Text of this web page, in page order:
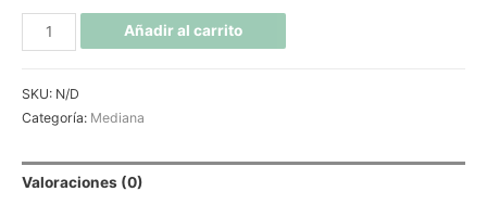
Añadir al carrito
SKU: N/D
Categoría: Mediana
Valoraciones (0)